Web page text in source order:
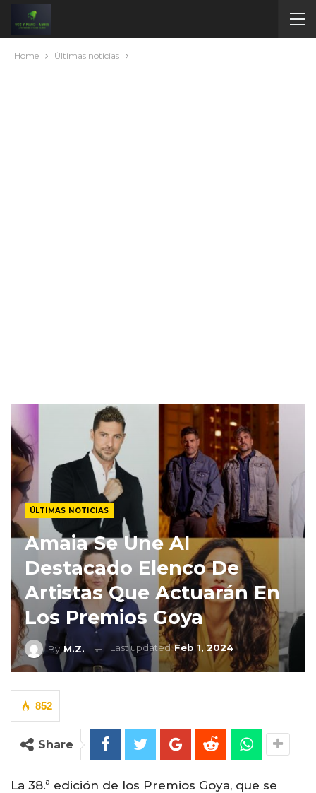
Home Últimas noticias
ÚLTIMAS NOTICIAS
Amaia Se Une Al
Destacado Elenco De
Artistas Que Actuarán En
Los Premios Goya
By M.Z. Last updatedFeb 1, 2024
852
Share
La 38.ª edición de los Premios Goya, que se